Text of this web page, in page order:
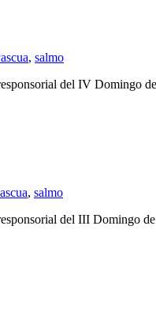
, salmo
del IV Domingo
, salmo
del III Domingo